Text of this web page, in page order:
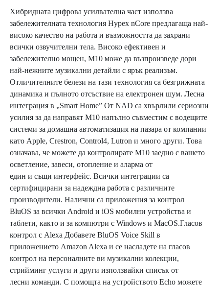
Хибридната цифрова усилвателна част използва
забележителната технология Hypex nCore предлагаща най-
високо качество на работа и възможността да захрани
всички озвучителни тела. Високо ефективен и
забележително мощен, M10 може да възпроизведе дори
най-нежните музикални детайли с ярък реализъм.
Отличителните белези на тази технология са безгрижната
динамика и пълното отсъствие на електронен шум. Лесна
интеграция в „Smart Home” От NAD са хвърлили сериозни
усилия за да направят M10 напълно съвместим с водещите
системи за домашна автоматизация на пазара от компании
като Apple, Crestron, Control4, Lutron и много други. Това
означава, че можете да контролирате М10 заедно с вашето
осветление, завеси, отопление и аларма от
един и същи интерфейс. Всички интеграции са
сертифицирани за надеждна работа с различните
производители. Налични са приложения за контрол
BluOS за всички Android и iOS мобилни устройства и
таблети, както и за компютри с Windows и MacOS.Гласов
контрол с Alexa Добавете BluOS Voice Skill в
приложението Amazon Alexa и се насладете на гласов
контрол на персоналните ви музикални колекции,
стрийминг услуги и други използвайки списък от
лесни команди. С помощта на устройството Echo можете